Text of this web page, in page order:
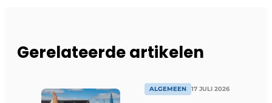
Gerelateerde artikelen
ALGEMEEN 17 JULI 2026